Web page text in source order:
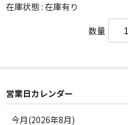
返品
コンディション
在庫状態 : 在庫有り
数量
営業日カレンダー
今月(2026年8月)